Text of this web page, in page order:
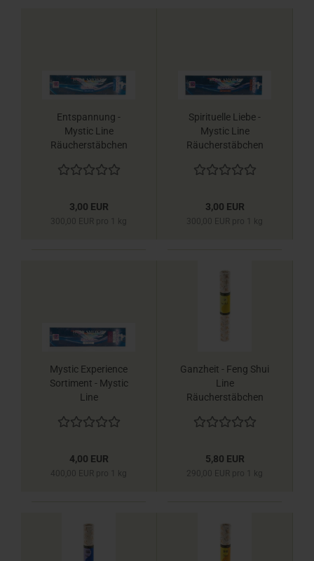
Entspannung -
Mystic Line
Räucherstäbchen
3,00 EUR
300,00 EUR pro 1 kg
Spirituelle Liebe -
Mystic Line
Räucherstäbchen
3,00 EUR
300,00 EUR pro 1 kg
Mystic Experience
Sortiment - Mystic
Line
Berk
4,00 EUR
400,00 EUR pro 1 kg
Ganzheit - Feng Shui
Line
Räucherstäbchen
5,80 EUR
290,00 EUR pro 1 kg